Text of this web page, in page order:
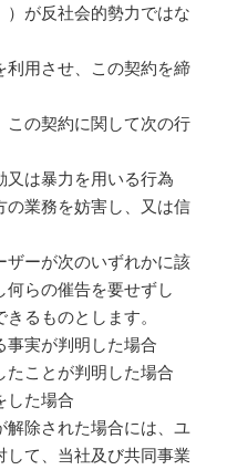
）が反社会的勢力ではな
用させ、この契約を締
の契約に関して次の行
は暴力を用いる行為
業務を妨害し、又は信
ーが次のいずれかに該
らの催告を要せずし
るものとします。
実が判明した場合
ことが判明した場合
た場合
除された場合には、ユ
て、当社及び共同事業